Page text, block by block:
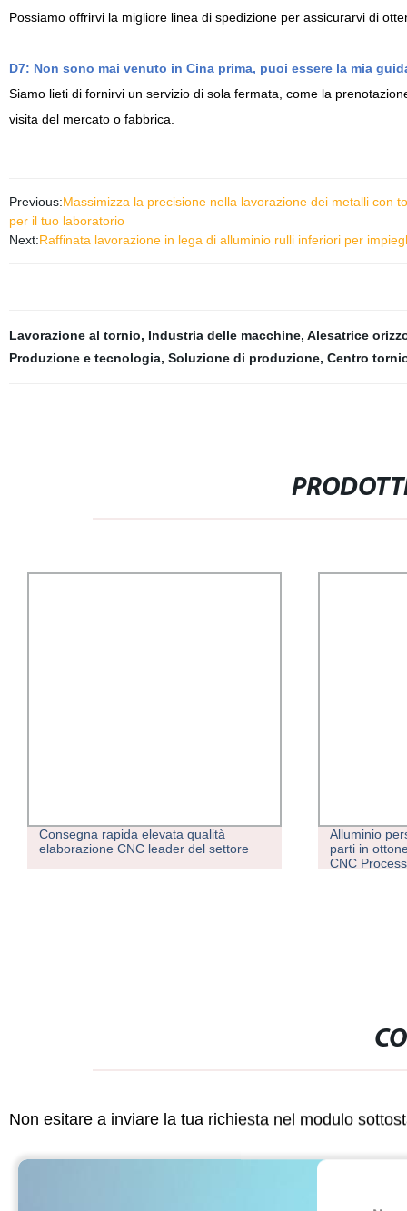
Possiamo offrirvi la migliore linea di spedizione per assicurarvi di
D7: Non sono mai venuto in Cina prima, puoi essere la mia
Siamo lieti di fornirvi un servizio di sola fermata, come la
visita del mercato o fabbrica.
Previous:Massimizza la precisione nella lavorazione dei metalli con
per il tuo laboratorio
Next:Raffinata lavorazione in lega di alluminio rulli inferiori per
Lavorazione al tornio, Industria delle macchine, Alesatrice
Produzione e tecnologia, Soluzione di produzione, Centro
Consegna rapida elevata qualità
elaborazione CNC leader del settore
Alluminio
parti in
CNC
Non esitare a inviare la tua richiesta nel modulo